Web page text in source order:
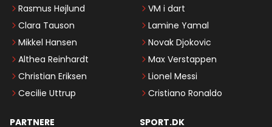
Rasmus Højlund
Clara Tauson
Mikkel Hansen
Althea Reinhardt
Christian Eriksen
Cecilie Uttrup
VM i dart
Lamine Yamal
Novak Djokovic
Max Verstappen
Lionel Messi
Cristiano Ronaldo
PARTNERE SPORT.DK